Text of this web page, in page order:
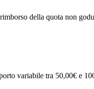
della quota non
variabile tra 50,00€ e